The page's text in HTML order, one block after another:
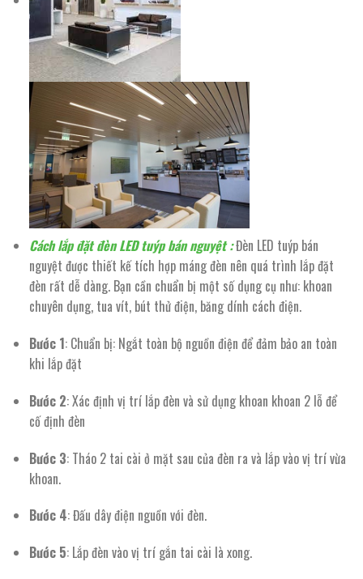
Cách lắp đặt đèn LED tuýp bán nguyệt :Đèn LED tuýp bán
nguyệt được thiết kế tích hợp máng đèn nên quá trình lắp đặt
đèn rất dễ dàng. Bạn cần chuẩn bị một số dụng cụ như: khoan
chuyên dụng, tua vít, bút thử điện, băng dính cách điện.
Bước 1: Chuẩn bị: Ngắt toàn bộ nguồn điện để đảm bảo an toàn
khi lắp đặt
Bước 2: Xác định vị trí lắp đèn và sử dụng khoan khoan 2 lỗ để
cố định đèn
Bước 3: Tháo 2 tai cài ở mặt sau của đèn ra và lắp vào vị trí vừa
khoan.
Bước 4: Đấu dây điện nguồn với đèn.
Bước 5: Lắp đèn vào vị trí gắn tai cài là xong.